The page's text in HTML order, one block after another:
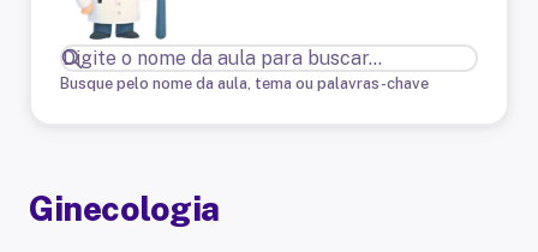
Busque pelo nome da aula, tema ou palavras-chave
Ginecologia